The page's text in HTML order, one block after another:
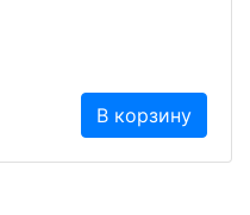
В корзину